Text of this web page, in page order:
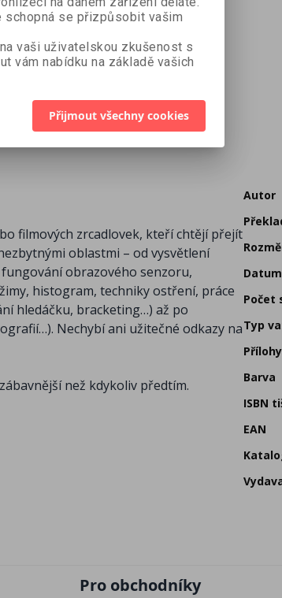
filmových zrcadlovek, kteří chtějí přejít
oblastmi – od vysvětlení
obrazového senzoru,
histogram, techniky ostření, práce
hledáčku, bracketing…) až po
Nechybí ani užitečné odkazy na
než kdykoliv předtím.
Autor
Počet
Typ
Přílohy
Barva
ISBN
EAN
Pro obchodníky
schopná se přizpůsobit vašim
vaši uživatelskou zkušenost s
vám nabídku na základě vašich
Přijmout všechny cookies